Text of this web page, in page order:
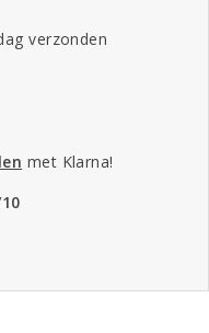
verzonden
met Klarna!